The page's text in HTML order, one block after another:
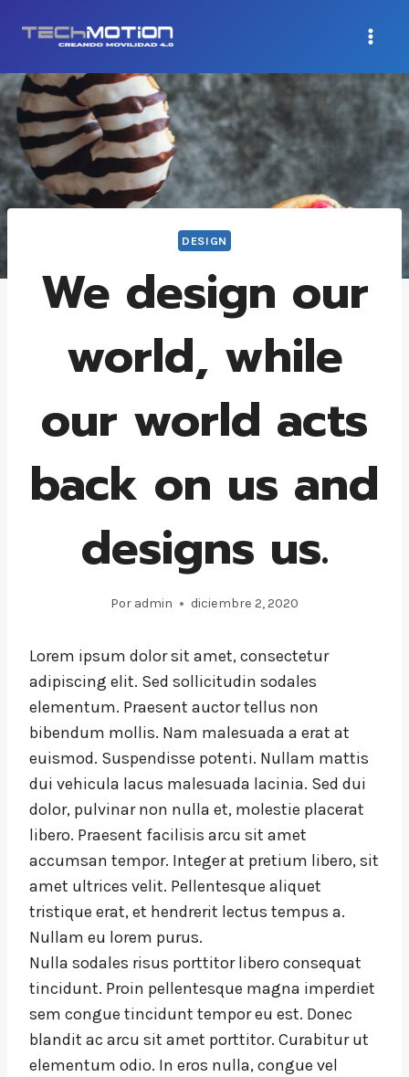
DESIGN
We design our
world, while
our world acts
back on us and
designs us.
Por admin diciembre 2, 2020
Lorem ipsum dolor sit amet, consectetur
adipiscing elit. Sed sollicitudin sodales
elementum. Praesent auctor tellus non
bibendum mollis. Nam malesuada a erat at
euismod. Suspendisse potenti. Nullam mattis
dui vehicula lacus malesuada lacinia. Sed dui
dolor, pulvinar non nulla et, molestie placerat
libero. Praesent facilisis arcu sit amet
accumsan tempor. Integer at pretium libero, sit
amet ultrices velit. Pellentesque aliquet
tristique erat, et hendrerit lectus tempus a.
Nullam eu lorem purus.
Nulla sodales risus porttitor libero consequat
tincidunt. Proin pellentesque magna imperdiet
sem congue tincidunt tempor eu est. Donec
blandit ac arcu sit amet porttitor. Curabitur ut
elementum odio. In eros nulla, congue vel